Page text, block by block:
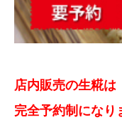
店内販売の生糀は
完全予約制になり